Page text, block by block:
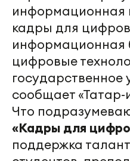
информационная
кадры для
информационная
цифровые
государственное
сообщает
Что
«Кадры для
поддержка